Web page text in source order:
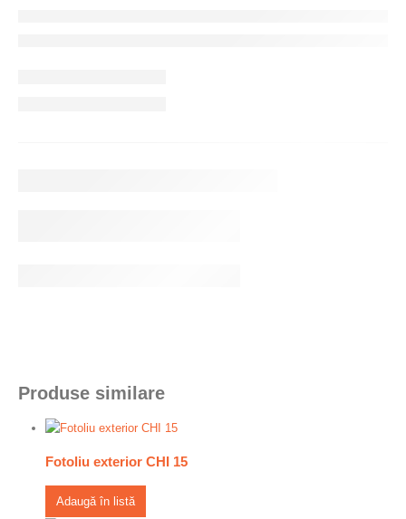
Produse similare
Fotoliu exterior CHI 15
Adaugă în listă